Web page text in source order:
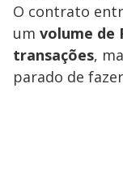
O contrato
um volume de
transações,
parado de